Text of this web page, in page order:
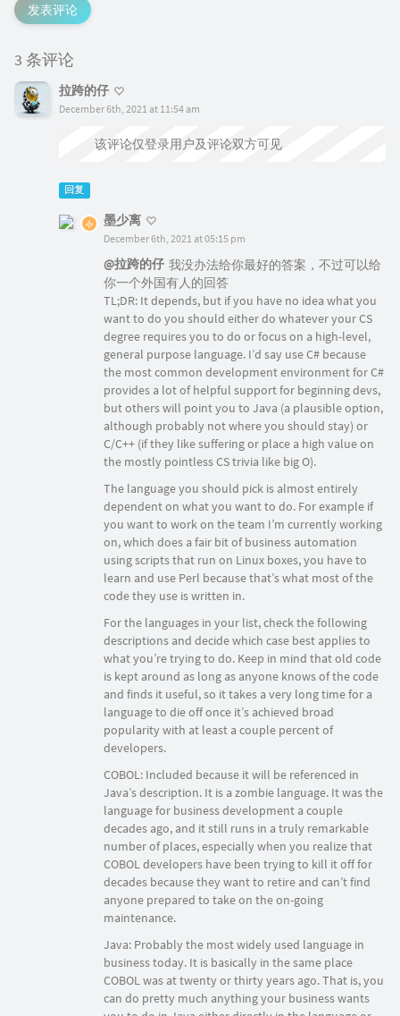
发表评论
3 条评论
拉跨的仔
December 6th, 2021 at 11:54 am
该评论仅登录用户及评论双方可见
回复
墨少离
December 6th, 2021 at 05:15 pm
@拉跨的仔 我没办法给你最好的答案，不过可以给
你一个外国有人的回答
TL;DR: It depends, but if you have no idea what you
want to do you should either do whatever your CS
degree requires you to do or focus on a high-level,
general purpose language. I’d say use C# because
the most common development environment for C#
provides a lot of helpful support for beginning devs,
but others will point you to Java (a plausible option,
although probably not where you should stay) or
C/C++ (if they like suffering or place a high value on
the mostly pointless CS trivia like big O).
The language you should pick is almost entirely
dependent on what you want to do. For example if
you want to work on the team I’m currently working
on, which does a fair bit of business automation
using scripts that run on Linux boxes, you have to
learn and use Perl because that’s what most of the
code they use is written in.
For the languages in your list, check the following
descriptions and decide which case best applies to
what you’re trying to do. Keep in mind that old code
is kept around as long as anyone knows of the code
and finds it useful, so it takes a very long time for a
language to die off once it’s achieved broad
popularity with at least a couple percent of
developers.
COBOL: Included because it will be referenced in
Java’s description. It is a zombie language. It was the
language for business development a couple
decades ago, and it still runs in a truly remarkable
number of places, especially when you realize that
COBOL developers have been trying to kill it off for
decades because they want to retire and can’t find
anyone prepared to take on the on-going
maintenance.
Java: Probably the most widely used language in
business today. It is basically in the same place
COBOL was at twenty or thirty years ago. That is, you
can do pretty much anything your business wants